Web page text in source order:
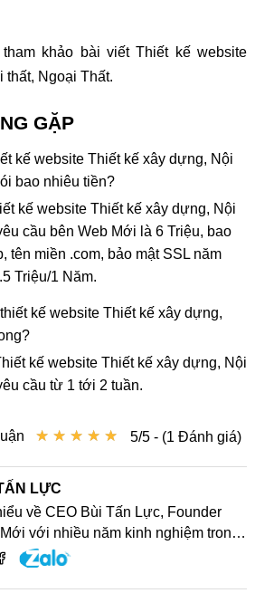
khảo bài viết Thiết kế website
thất, Ngoại Thất.
GẶP
kế website Thiết kế xây dựng, Nội
bao nhiêu tiền?
kế website Thiết kế xây dựng, Nội
cầu bên Web Mới là 6 Triệu, bao
tên miền .com, bảo mật SSL năm
Triệu/1 Năm.
kế website Thiết kế xây dựng,
kế website Thiết kế xây dựng, Nội
cầu từ 1 tới 2 tuần.
★ ★ ★ ★ ★
★ ★ ★ ★ ★ 5/5 - (1 Đánh giá)
LỰC
về CEO Bùi Tấn Lực, Founder
với nhiều năm kinh nghiệm trong
phát triển website, SEO và chia sẻ